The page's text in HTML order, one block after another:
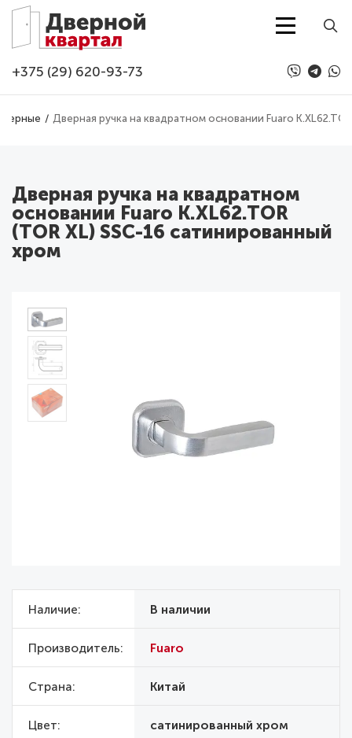
Перейти к основному содержанию
+375 (29) 620-93-73
Дверная ручка на квадратном основании Fuaro
Дверная ручка на квадратном
основании Fuaro K.XL62.TOR
(TOR XL) SSC-16 сатинированный
хром
Наличие В наличии
Производитель Fuaro
Страна Китай
Цвет сатинированный хром